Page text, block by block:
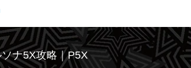
ナ5X攻略｜P5X